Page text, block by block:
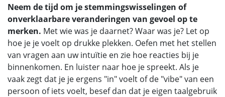
Neem de tijd om je stemmingswisselingen of
onverklaarbare veranderingen van gevoel op te
merken. Met wie was je daarnet? Waar was je? Let op
hoe je je voelt op drukke plekken. Oefen met het stellen
van vragen aan uw intuïtie en zie hoe reacties bij je
binnenkomen. En luister naar hoe je spreekt. Als je
vaak zegt dat je je ergens "in" voelt of de "vibe" van een
persoon of iets voelt, besef dan dat je eigen taalgebruik